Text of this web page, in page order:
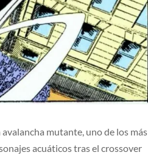
mutante, uno de los más
acuáticos tras el crossover